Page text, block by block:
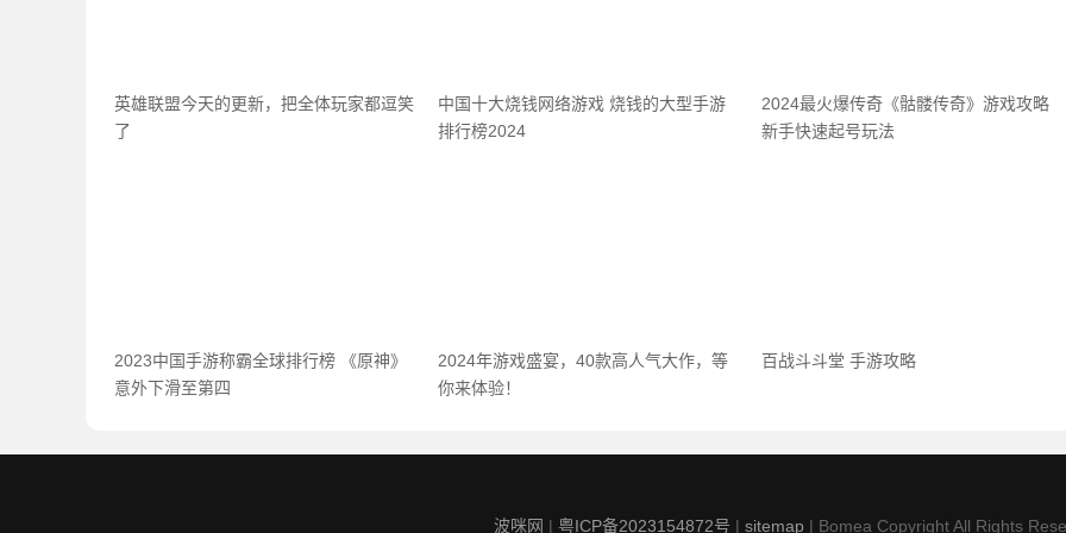
英雄联盟今天的更新，把全体玩家都逗笑
了
中国十大烧钱网络游戏 烧钱的大型手游
排行榜2024
2024最火爆传奇《骷髅传奇》游戏攻略
新手快速起号玩法
2023中国手游称霸全球排行榜 《原神》
意外下滑至第四
2024年游戏盛宴，40款高人气大作，等
你来体验！
百战斗斗堂 手游攻略
波咪网 | 粤ICP备2023154872号 | sitemap | Bomea Copyright All Rights